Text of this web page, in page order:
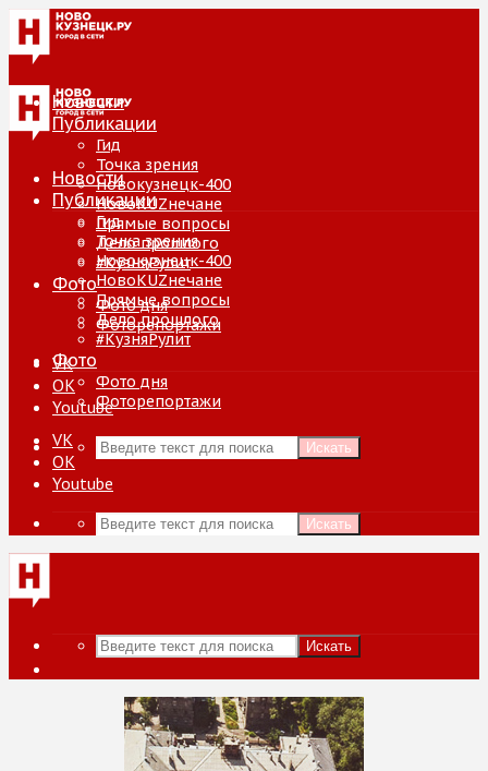
Новости
Публикации
Гид
Точка зрения
Новокузнецк-400
НовоKUZнечане
Прямые вопросы
Дело прошлого
#КузняРулит
Фото
Фото дня
Фоторепортажи
VK
ОК
Youtube
Искать
Новости
Публикации
Гид
Точка зрения
Новокузнецк-400
НовоKUZнечане
Прямые вопросы
Дело прошлого
#КузняРулит
Фото
Фото дня
Фоторепортажи
VK
ОК
Youtube
Искать
Искать